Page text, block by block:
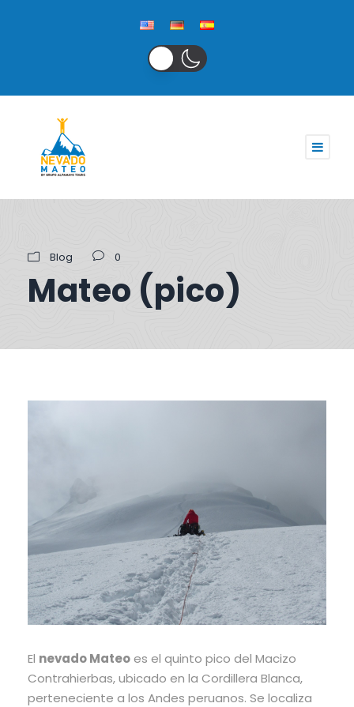
Blog 0
Mateo (pico)
El nevado Mateoes el quinto pico del Macizo
Contrahierbas, ubicado en la Cordillera Blanca,
perteneciente a los Andes peruanos. Se localiza